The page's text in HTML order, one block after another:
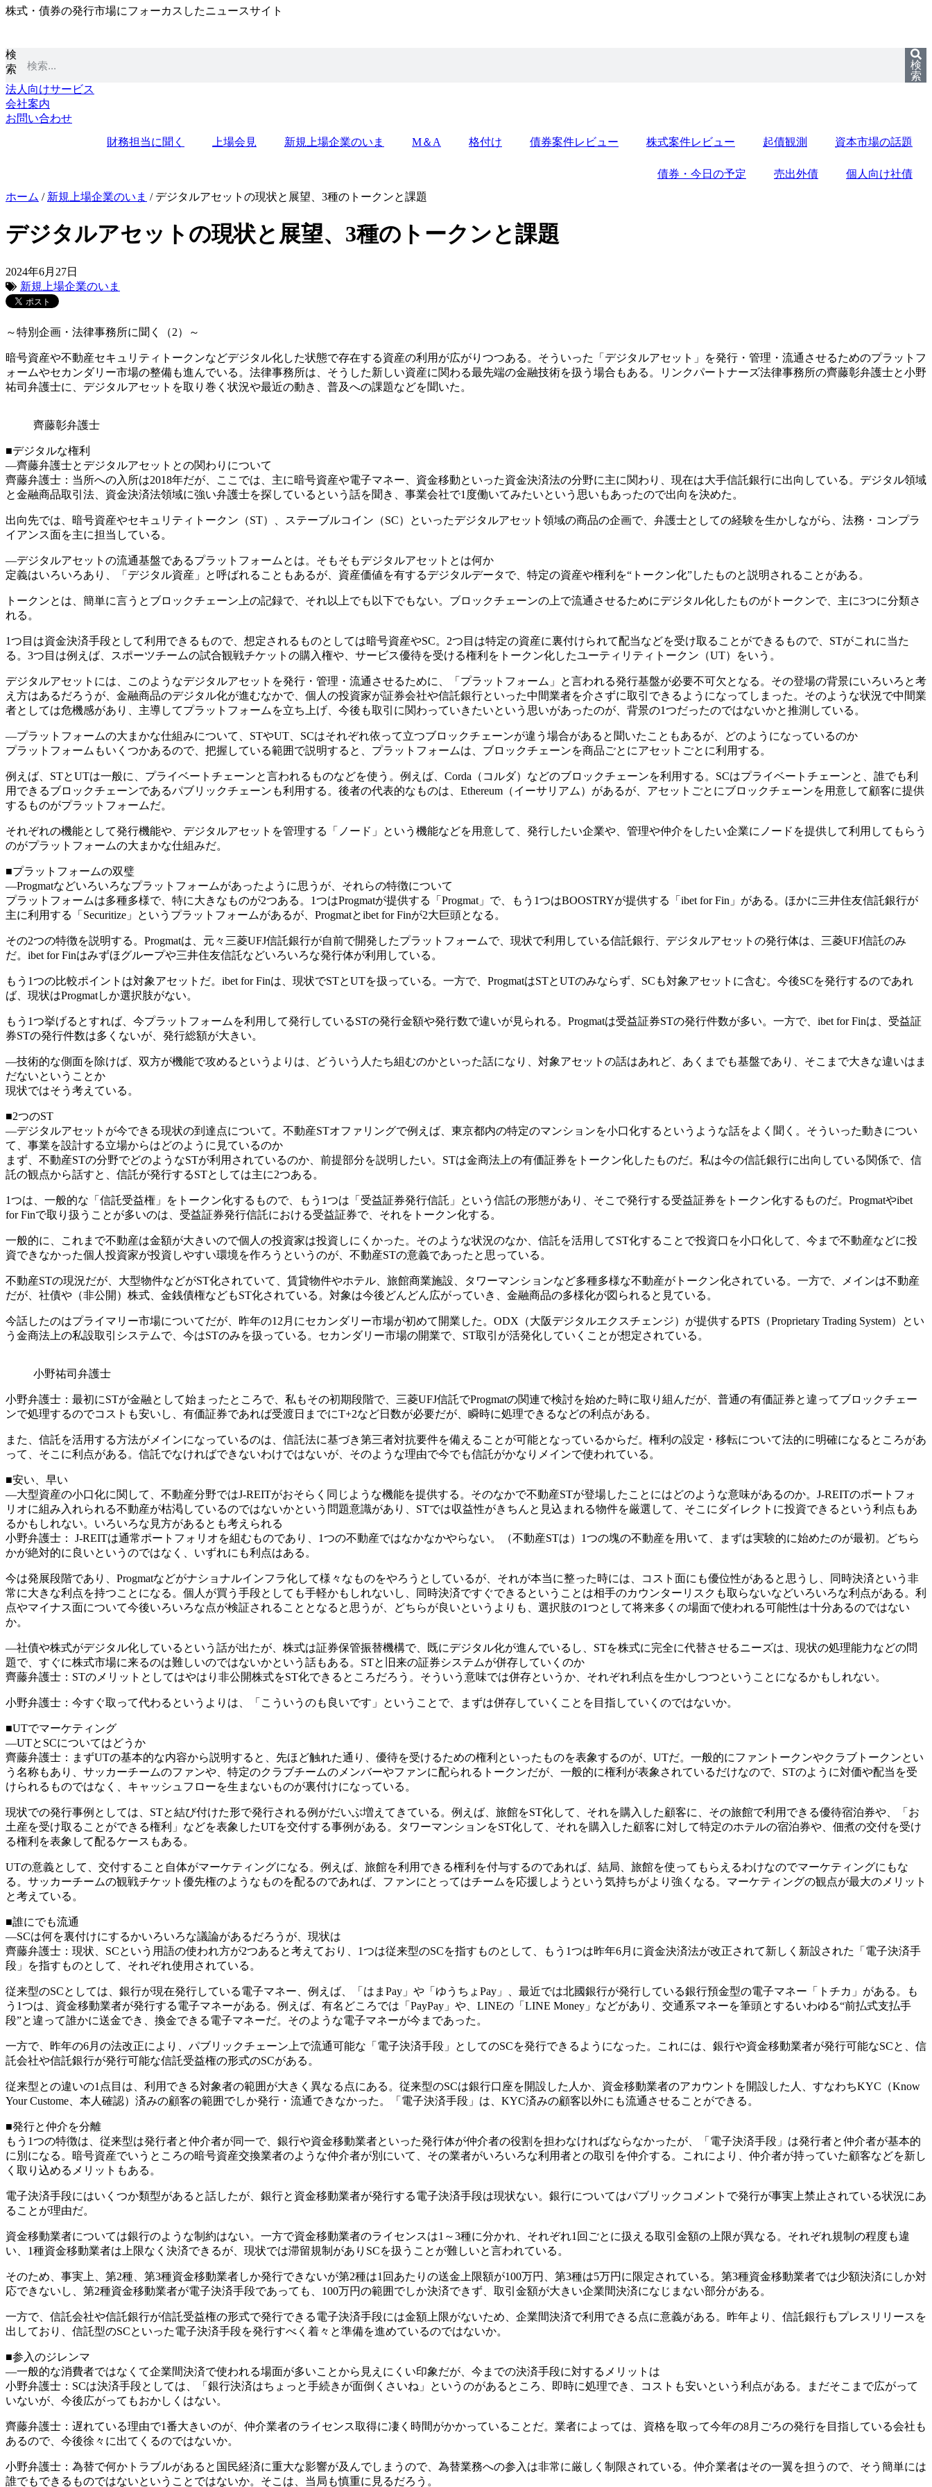
コ
ン
ツ
に
ス
キ
ッ
株式・債券の発行市場にフォーカスしたニュースサイト
検
索
検
索
法人向けサービス
会社案内
お問い合わせ
財務担当に聞く
上場会見 新規上場企業のいま M＆A 格付け 債券案件レビュー 株式案件レビュー 起債観測 資本市場の話題
債券・今日の予定 売出外債
個人向け社債
ホーム / 新規上場企業のいま / デジタルアセットの現状と展望、3種のトークンと課題
デジタルアセットの現状と展望、3種のトークンと課題
2024年6月27日
新規上場企業のいま
～特別企画・法律事務所に聞く（2）～
暗号資産や不動産セキュリティトークンなどデジタル化した状態で存在する資産の利用が広がりつつある。そういった「デジタルアセット」を発行・管理・流通させるためのプラットフ
ォームやセカンダリー市場の整備も進んでいる。法律事務所は、そうした新しい資産に関わる最先端の金融技術を扱う場合もある。リンクパートナーズ法律事務所の齊藤彰弁護士と小野
祐司弁護士に、デジタルアセットを取り巻く状況や最近の動き、普及への課題などを聞いた。
齊藤彰弁護士
■デジタルな権利
―齊藤弁護士とデジタルアセットとの関わりについて
齊藤弁護士：当所への入所は2018年だが、ここでは、主に暗号資産や電子マネー、資金移動といった資金決済法の分野に主に関わり、現在は大手信託銀行に出向している。デジタル領域
と金融商品取引法、資金決済法領域に強い弁護士を探しているという話を聞き、事業会社で1度働いてみたいという思いもあったので出向を決めた。
出向先では、暗号資産やセキュリティトークン（ST）、ステーブルコイン（SC）といったデジタルアセット領域の商品の企画で、弁護士としての経験を生かしながら、法務・コンプラ
イアンス面を主に担当している。
―デジタルアセットの流通基盤であるプラットフォームとは。そもそもデジタルアセットとは何か
定義はいろいろあり、「デジタル資産」と呼ばれることもあるが、資産価値を有するデジタルデータで、特定の資産や権利を“トークン化”したものと説明されることがある。
トークンとは、簡単に言うとブロックチェーン上の記録で、それ以上でも以下でもない。ブロックチェーンの上で流通させるためにデジタル化したものがトークンで、主に3つに分類さ
れる。
1つ目は資金決済手段として利用できるもので、想定されるものとしては暗号資産やSC。2つ目は特定の資産に裏付けられて配当などを受け取ることができるもので、STがこれに当た
る。3つ目は例えば、スポーツチームの試合観戦チケットの購入権や、サービス優待を受ける権利をトークン化したユーティリティトークン（UT）をいう。
デジタルアセットには、このようなデジタルアセットを発行・管理・流通させるために、「プラットフォーム」と言われる発行基盤が必要不可欠となる。その登場の背景にいろいろと考
え方はあるだろうが、金融商品のデジタル化が進むなかで、個人の投資家が証券会社や信託銀行といった中間業者を介さずに取引できるようになってしまった。そのような状況で中間業
者としては危機感があり、主導してプラットフォームを立ち上げ、今後も取引に関わっていきたいという思いがあったのが、背景の1つだったのではないかと推測している。
―プラットフォームの大まかな仕組みについて、STやUT、SCはそれぞれ依って立つブロックチェーンが違う場合があると聞いたこともあるが、どのようになっているのか
プラットフォームもいくつかあるので、把握している範囲で説明すると、プラットフォームは、ブロックチェーンを商品ごとにアセットごとに利用する。
例えば、STとUTは一般に、プライベートチェーンと言われるものなどを使う。例えば、Corda（コルダ）などのブロックチェーンを利用する。SCはプライベートチェーンと、誰でも利
用できるブロックチェーンであるパブリックチェーンも利用する。後者の代表的なものは、Ethereum（イーサリアム）があるが、アセットごとにブロックチェーンを用意して顧客に提供
するものがプラットフォームだ。
それぞれの機能として発行機能や、デジタルアセットを管理する「ノード」という機能などを用意して、発行したい企業や、管理や仲介をしたい企業にノードを提供して利用してもらう
のがプラットフォームの大まかな仕組みだ。
■プラットフォームの双璧
―Progmatなどいろいろなプラットフォームがあったように思うが、それらの特徴について
プラットフォームは多種多様で、特に大きなものが2つある。1つはProgmatが提供する「Progmat」で、もう1つはBOOSTRYが提供する「ibet for Fin」がある。ほかに三井住友信託銀行が
主に利用する「Securitize」というプラットフォームがあるが、Progmatとibet for Finが2大巨頭となる。
その2つの特徴を説明する。Progmatは、元々三菱UFJ信託銀行が自前で開発したプラットフォームで、現状で利用している信託銀行、デジタルアセットの発行体は、三菱UFJ信託のみ
だ。ibet for Finはみずほグループや三井住友信託などいろいろな発行体が利用している。
もう1つの比較ポイントは対象アセットだ。ibet for Finは、現状でSTとUTを扱っている。一方で、ProgmatはSTとUTのみならず、SCも対象アセットに含む。今後SCを発行するのであれ
ば、現状はProgmatしか選択肢がない。
もう1つ挙げるとすれば、今プラットフォームを利用して発行しているSTの発行金額や発行数で違いが見られる。Progmatは受益証券STの発行件数が多い。一方で、ibet for Finは、受益証
券STの発行件数は多くないが、発行総額が大きい。
―技術的な側面を除けば、双方が機能で攻めるというよりは、どういう人たち組むのかといった話になり、対象アセットの話はあれど、あくまでも基盤であり、そこまで大きな違いはま
だないということか
現状ではそう考えている。
■2つのST
―デジタルアセットが今できる現状の到達点について。不動産STオファリングで例えば、東京都内の特定のマンションを小口化するというような話をよく聞く。そういった動きについ
て、事業を設計する立場からはどのように見ているのか
まず、不動産STの分野でどのようなSTが利用されているのか、前提部分を説明したい。STは金商法上の有価証券をトークン化したものだ。私は今の信託銀行に出向している関係で、信
託の観点から話すと、信託が発行するSTとしては主に2つある。
1つは、一般的な「信託受益権」をトークン化するもので、もう1つは「受益証券発行信託」という信託の形態があり、そこで発行する受益証券をトークン化するものだ。Progmatやibet
for Finで取り扱うことが多いのは、受益証券発行信託における受益証券で、それをトークン化する。
一般的に、これまで不動産は金額が大きいので個人の投資家は投資しにくかった。そのような状況のなか、信託を活用してST化することで投資口を小口化して、今まで不動産などに投
資できなかった個人投資家が投資しやすい環境を作ろうというのが、不動産STの意義であったと思っている。
不動産STの現況だが、大型物件などがST化されていて、賃貸物件やホテル、旅館商業施設、タワーマンションなど多種多様な不動産がトークン化されている。一方で、メインは不動産
だが、社債や（非公開）株式、金銭債権などもST化されている。対象は今後どんどん広がっていき、金融商品の多様化が図られると見ている。
今話したのはプライマリー市場についてだが、昨年の12月にセカンダリー市場が初めて開業した。ODX（大阪デジタルエクスチェンジ）が提供するPTS（Proprietary Trading System）とい
う金商法上の私設取引システムで、今はSTのみを扱っている。セカンダリー市場の開業で、ST取引が活発化していくことが想定されている。
小野祐司弁護士
小野弁護士：最初にSTが金融として始まったところで、私もその初期段階で、三菱UFJ信託でProgmatの関連で検討を始めた時に取り組んだが、普通の有価証券と違ってブロックチェー
ンで処理するのでコストも安いし、有価証券であれば受渡日までにT+2など日数が必要だが、瞬時に処理できるなどの利点がある。
また、信託を活用する方法がメインになっているのは、信託法に基づき第三者対抗要件を備えることが可能となっているからだ。権利の設定・移転について法的に明確になるところがあ
って、そこに利点がある。信託でなければできないわけではないが、そのような理由で今でも信託がかなりメインで使われている。
■安い、早い
―大型資産の小口化に関して、不動産分野ではJ-REITがおそらく同じような機能を提供する。そのなかで不動産STが登場したことにはどのような意味があるのか。J-REITのポートフォ
リオに組み入れられる不動産が枯渇しているのではないかという問題意識があり、STでは収益性がきちんと見込まれる物件を厳選して、そこにダイレクトに投資できるという利点もあ
るかもしれない。いろいろな見方があるとも考えられる
小野弁護士： J-REITは通常ポートフォリオを組むものであり、1つの不動産ではなかなかやらない。（不動産STは）1つの塊の不動産を用いて、まずは実験的に始めたのが最初。どちら
かが絶対的に良いというのではなく、いずれにも利点はある。
今は発展段階であり、Progmatなどがナショナルインフラ化して様々なものをやろうとしているが、それが本当に整った時には、コスト面にも優位性があると思うし、同時決済という非
常に大きな利点を持つことになる。個人が買う手段としても手軽かもしれないし、同時決済ですぐできるということは相手のカウンターリスクも取らないなどいろいろな利点がある。利
点やマイナス面について今後いろいろな点が検証されることとなると思うが、どちらが良いというよりも、選択肢の1つとして将来多くの場面で使われる可能性は十分あるのではない
か。
―社債や株式がデジタル化しているという話が出たが、株式は証券保管振替機構で、既にデジタル化が進んでいるし、STを株式に完全に代替させるニーズは、現状の処理能力などの問
題で、すぐに株式市場に来るのは難しいのではないかという話もある。STと旧来の証券システムが併存していくのか
齊藤弁護士：STのメリットとしてはやはり非公開株式をST化できるところだろう。そういう意味では併存というか、それぞれ利点を生かしつつということになるかもしれない。
小野弁護士：今すぐ取って代わるというよりは、「こういうのも良いです」ということで、まずは併存していくことを目指していくのではないか。
■UTでマーケティング
―UTとSCについてはどうか
齊藤弁護士：まずUTの基本的な内容から説明すると、先ほど触れた通り、優待を受けるための権利といったものを表象するのが、UTだ。一般的にファントークンやクラブトークンとい
う名称もあり、サッカーチームのファンや、特定のクラブチームのメンバーやファンに配られるトークンだが、一般的に権利が表象されているだけなので、STのように対価や配当を受
けられるものではなく、キャッシュフローを生まないものが裏付けになっている。
現状での発行事例としては、STと結び付けた形で発行される例がだいぶ増えてきている。例えば、旅館をST化して、それを購入した顧客に、その旅館で利用できる優待宿泊券や、「お
土産を受け取ることができる権利」などを表象したUTを交付する事例がある。タワーマンションをST化して、それを購入した顧客に対して特定のホテルの宿泊券や、佃煮の交付を受け
る権利を表象して配るケースもある。
UTの意義として、交付すること自体がマーケティングになる。例えば、旅館を利用できる権利を付与するのであれば、結局、旅館を使ってもらえるわけなのでマーケティングにもな
る。サッカーチームの観戦チケット優先権のようなものを配るのであれば、ファンにとってはチームを応援しようという気持ちがより強くなる。マーケティングの観点が最大のメリット
と考えている。
■誰にでも流通
―SCは何を裏付けにするかいろいろな議論があるだろうが、現状は
齊藤弁護士：現状、SCという用語の使われ方が2つあると考えており、1つは従来型のSCを指すものとして、もう1つは昨年6月に資金決済法が改正されて新しく新設された「電子決済手
段」を指すものとして、それぞれ使用されている。
従来型のSCとしては、銀行が現在発行している電子マネー、例えば、「はまPay」や「ゆうちょPay」、最近では北國銀行が発行している銀行預金型の電子マネー「トチカ」がある。も
う1つは、資金移動業者が発行する電子マネーがある。例えば、有名どころでは「PayPay」や、LINEの「LINE Money」などがあり、交通系マネーを筆頭とするいわゆる“前払式支払手
段”と違って誰かに送金でき、換金できる電子マネーだ。そのような電子マネーが今まであった。
一方で、昨年の6月の法改正により、パブリックチェーン上で流通可能な「電子決済手段」としてのSCを発行できるようになった。これには、銀行や資金移動業者が発行可能なSCと、信
託会社や信託銀行が発行可能な信託受益権の形式のSCがある。
従来型との違いの1点目は、利用できる対象者の範囲が大きく異なる点にある。従来型のSCは銀行口座を開設した人か、資金移動業者のアカウントを開設した人、すなわちKYC（Know
Your Custome、本人確認）済みの顧客の範囲でしか発行・流通できなかった。「電子決済手段」は、KYC済みの顧客以外にも流通させることができる。
■発行と仲介を分離
もう1つの特徴は、従来型は発行者と仲介者が同一で、銀行や資金移動業者といった発行体が仲介者の役割を担わなければならなかったが、「電子決済手段」は発行者と仲介者が基本的
に別になる。暗号資産でいうところの暗号資産交換業者のような仲介者が別にいて、その業者がいろいろな利用者との取引を仲介する。これにより、仲介者が持っていた顧客などを新し
く取り込めるメリットもある。
電子決済手段にはいくつか類型があると話したが、銀行と資金移動業者が発行する電子決済手段は現状ない。銀行についてはパブリックコメントで発行が事実上禁止されている状況にあ
ることが理由だ。
資金移動業者については銀行のような制約はない。一方で資金移動業者のライセンスは1～3種に分かれ、それぞれ1回ごとに扱える取引金額の上限が異なる。それぞれ規制の程度も違
い、1種資金移動業者は上限なく決済できるが、現状では滞留規制がありSCを扱うことが難しいと言われている。
そのため、事実上、第2種、第3種資金移動業者しか発行できないが第2種は1回あたりの送金上限額が100万円、第3種は5万円に限定されている。第3種資金移動業者では少額決済にしか対
応できないし、第2種資金移動業者が電子決済手段であっても、100万円の範囲でしか決済できず、取引金額が大きい企業間決済になじまない部分がある。
一方で、信託会社や信託銀行が信託受益権の形式で発行できる電子決済手段には金額上限がないため、企業間決済で利用できる点に意義がある。昨年より、信託銀行もプレスリリースを
出しており、信託型のSCといった電子決済手段を発行すべく着々と準備を進めているのではないか。
■参入のジレンマ
―一般的な消費者ではなくて企業間決済で使われる場面が多いことから見えにくい印象だが、今までの決済手段に対するメリットは
小野弁護士：SCは決済手段としては、「銀行決済はちょっと手続きが面倒くさいね」というのがあるところ、即時に処理でき、コストも安いという利点がある。まだそこまで広がって
いないが、今後広がってもおかしくはない。
齊藤弁護士：遅れている理由で1番大きいのが、仲介業者のライセンス取得に凄く時間がかかっていることだ。業者によっては、資格を取って今年の8月ごろの発行を目指している会社も
あるので、今後徐々に出てくるのではないか。
小野弁護士：為替で何かトラブルがあると国民経済に重大な影響が及んでしまうので、為替業務への参入は非常に厳しく制限されている。仲介業者はその一翼を担うので、そう簡単には
誰でもできるものではないということではないか。そこは、当局も慎重に見るだろう。